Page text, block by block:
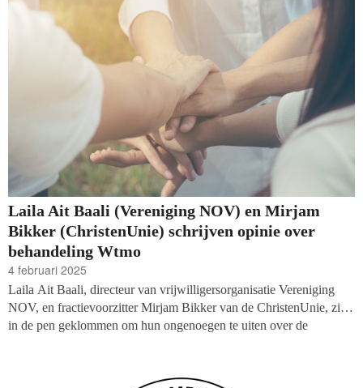
Laila Ait Baali (Vereniging NOV) en Mirjam
Bikker (ChristenUnie) schrijven opinie over
behandeling Wtmo
4 februari 2025
Laila Ait Baali, directeur van vrijwilligersorganisatie Vereniging
NOV, en fractievoorzitter Mirjam Bikker van de ChristenUnie, zijn
in de pen geklommen om hun ongenoegen te uiten over de
‘Geef burgers en organisaties ruimte en vertrouwen.’ Het debat